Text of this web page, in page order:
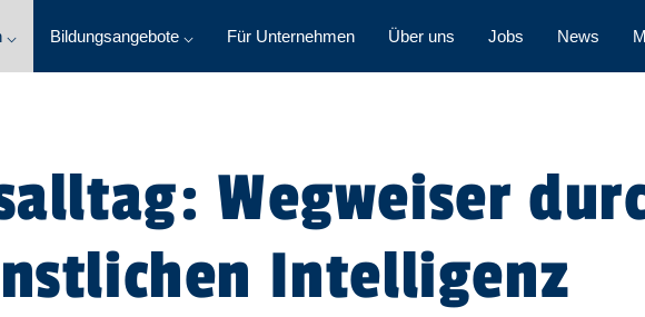
⌵ Bildungsangebote ⌵ Für Unternehmen Über uns Jobs News
Wegweiser
Intelligenz